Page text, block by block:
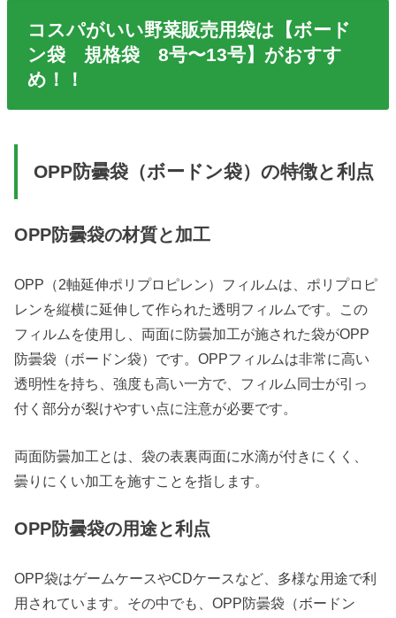
コスパがいい野菜販売用袋は【ボード
ン袋 規格袋 8号〜13号】がおすす
め！！
OPP防曇袋（ボードン袋）の特徴と利点
OPP防曇袋の材質と加工
OPP（2軸延伸ポリプロピレン）フィルムは、ポリプロピ
レンを縦横に延伸して作られた透明フィルムです。この
フィルムを使用し、両面に防曇加工が施された袋がOPP
防曇袋（ボードン袋）です。OPPフィルムは非常に高い
透明性を持ち、強度も高い一方で、フィルム同士が引っ
付く部分が裂けやすい点に注意が必要です。
両面防曇加工とは、袋の表裏両面に水滴が付きにくく、
曇りにくい加工を施すことを指します。
OPP防曇袋の用途と利点
OPP袋はゲームケースやCDケースなど、多様な用途で利
用されています。その中でも、OPP防曇袋（ボードン